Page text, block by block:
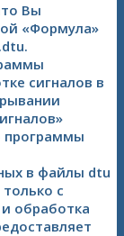
Вы
«Формула»
сигналов в
программы
в файлы dtu
с
обработка